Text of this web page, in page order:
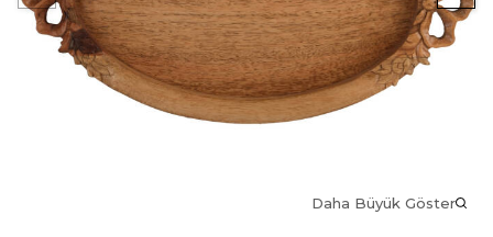
Daha Büyük Göster